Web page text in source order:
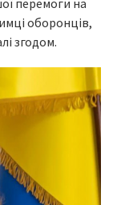
перемоги на
оборонців,
згодом.